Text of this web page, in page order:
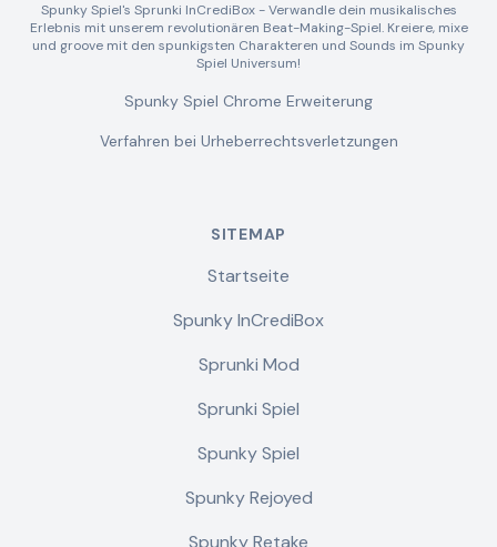
Spunky Spiel's Sprunki InCrediBox - Verwandle dein musikalisches
Erlebnis mit unserem revolutionären Beat-Making-Spiel. Kreiere, mixe
und groove mit den spunkigsten Charakteren und Sounds im Spunky
Spiel Universum!
Spunky Spiel Chrome Erweiterung
Verfahren bei Urheberrechtsverletzungen
SITEMAP
Startseite
Spunky InCrediBox
Sprunki Mod
Sprunki Spiel
Spunky Spiel
Spunky Rejoyed
Spunky Retake